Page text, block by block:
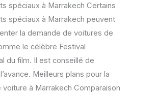
spéciaux à Marrakech Certains
spéciaux à Marrakech peuvent
la demande de voitures de
le célèbre Festival
du film. Il est conseillé de
Meilleurs plans pour la
voiture à Marrakech Comparaison